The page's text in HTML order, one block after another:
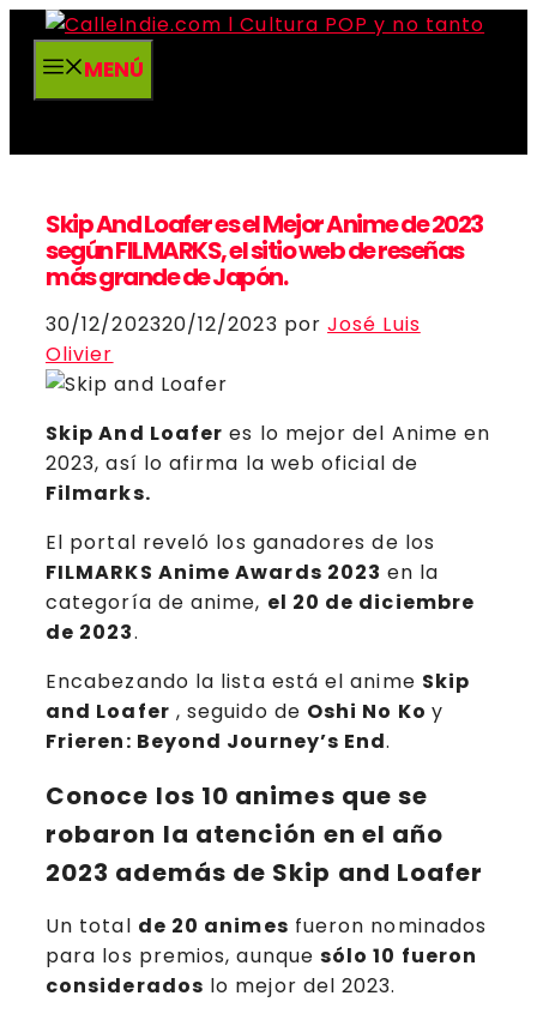
Saltar
contenidoMENÚ
Skip And Loafer es el Mejor Anime de 2023
según FILMARKS, el sitio web de reseñas
más grande de Japón.
30/12/202320/12/2023 porJosé Luis
Olivier
Skip And Loafer es lo mejor del Anime en
2023, así lo afirma la web oficial de
Filmarks.
El portal reveló los ganadores de los
FILMARKS Anime Awards 2023 en la
categoría de anime, el 20 de diciembre
de 2023.
Encabezando la lista está el anime Skip
and Loafer , seguido de Oshi No Ko y
Frieren: Beyond Journey’s End.
Conoce los 10 animes que se
robaron la atención en el año
2023 además de Skip and Loafer
Un total de 20 animes fueron nominados
para los premios, aunquesólo 10 fueron
considerados lo mejor del 2023.